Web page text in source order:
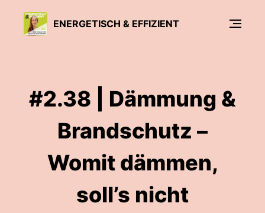
ENERGETISCH & EFFIZIENT
#2.38 | Dämmung &
Brandschutz –
Womit dämmen,
soll’s nicht